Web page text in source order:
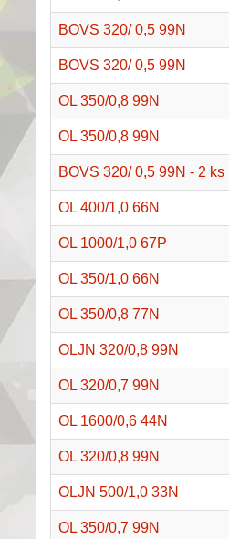
BOVS 320/ 0,5 99N
BOVS 320/ 0,5 99N
OL 350/0,8 99N
OL 350/0,8 99N
BOVS 320/ 0,5 99N - 2 ks
OL 400/1,0 66N
OL 1000/1,0 67P
OL 350/1,0 66N
OL 350/0,8 77N
OLJN 320/0,8 99N
OL 320/0,7 99N
OL 1600/0,6 44N
OL 320/0,8 99N
OLJN 500/1,0 33N
OL 350/0,7 99N